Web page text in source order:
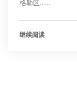
格勒区……
继续阅读